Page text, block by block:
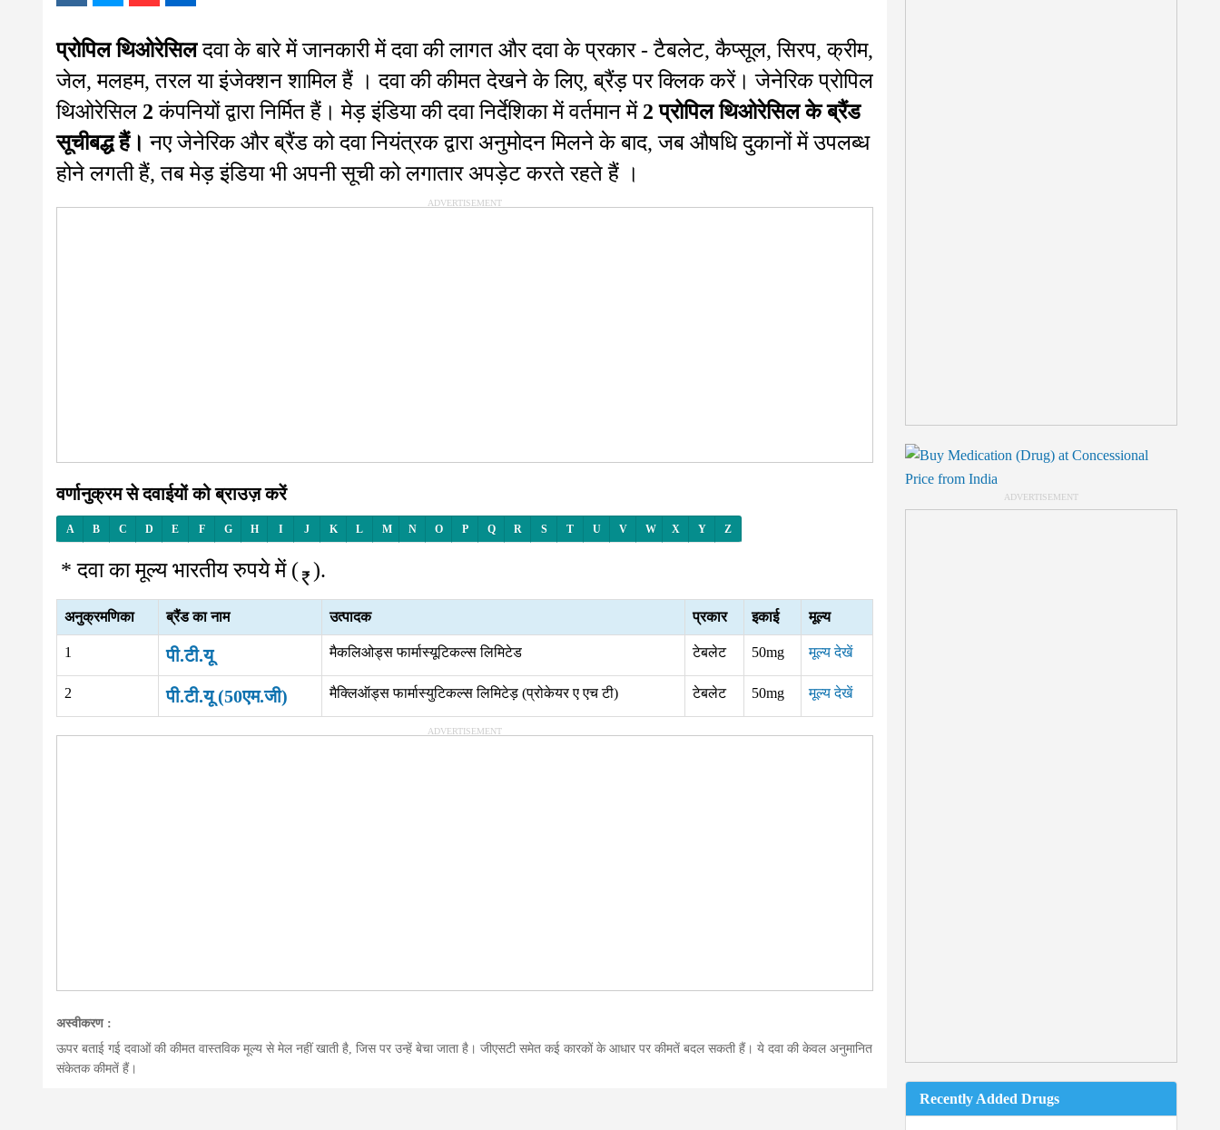
प्रोपिल थिओरेसिलदवा के बारे में जानकारी में दवा की लागत और दवा के प्रकार - टैबलेट, कैप्सूल, सिरप, क्रीम,
जेल, मलहम, तरल या इंजेक्शन शामिल हैं । दवा की कीमत देखने के लिए, ब्रैंड़ पर क्लिक करें। जेनेरिक प्रोपिल
थिओरेसिल 2 कंपनियों द्वारा निर्मित हैं। मेड़ इंडिया की दवा निर्देशिका में वर्तमान में 2 प्रोपिल थिओरेसिल के ब्रैंड
सूचीबद्ध हैं। नए जेनेरिक और ब्रैंड को दवा नियंत्रक द्वारा अनुमोदन मिलने के बाद, जब औषधि दुकानों में उपलब्ध
होने लगती हैं, तब मेड़ इंडिया भी अपनी सूची को लगातार अपड़ेट करते रहते हैं ।
वर्णानुक्रम से दवाईयों को ब्राउज़ करें
A B C D E F G H I J K L M N O P Q R S T U V W X Y Z
* दवा का मूल्य भारतीय रुपये में ( ).
अनुक्रमणिका ब्रैंड का नाम उत्पादक प्रकार इकाई मूल्य
1 पी.टी.यू मैकलिओड्स फार्मास्यूटिकल्स लिमिटेड टेबलेट 50mg मूल्य देखें
2 पी.टी.यू (50एम.जी) मैक्लिऑड्स फार्मास्युटिकल्स लिमिटेड़ (प्रोकेयर ए एच टी) टेबलेट 50mg मूल्य देखें
अस्वीकरण :
ऊपर बताई गई दवाओं की कीमत वास्तविक मूल्य से मेल नहीं खाती है, जिस पर उन्हें बेचा जाता है। जीएसटी समेत कई कारकों के आधार पर कीमतें बदल सकती हैं। ये दवा की केवल अनुमानित
संकेतक कीमतें हैं।
Recently Added Drugs